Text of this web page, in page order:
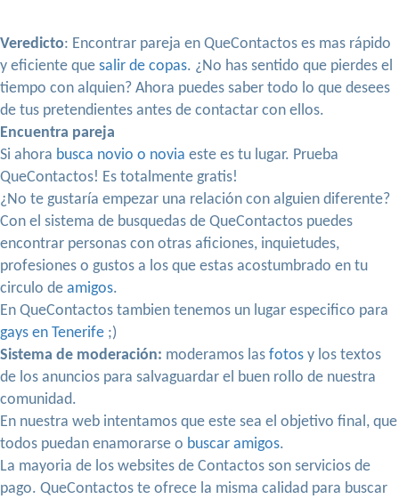
Veredicto: Encontrar pareja en QueContactos es mas rápido
y eficiente que salir de copas. ¿No has sentido que pierdes el
tiempo con alquien? Ahora puedes saber todo lo que desees
de tus pretendientes antes de contactar con ellos.
Encuentra pareja
Si ahora busca novio o novia este es tu lugar. Prueba
QueContactos! Es totalmente gratis!
¿No te gustaría empezar una relación con alguien diferente?
Con el sistema de busquedas de QueContactos puedes
encontrar personas con otras aficiones, inquietudes,
profesiones o gustos a los que estas acostumbrado en tu
circulo de amigos.
En QueContactos tambien tenemos un lugar especifico para
gays en Tenerife ;)
Sistema de moderación: moderamos las fotos y los textos
de los anuncios para salvaguardar el buen rollo de nuestra
comunidad.
En nuestra web intentamos que este sea el objetivo final, que
todos puedan enamorarse o buscar amigos.
La mayoria de los websites de Contactos son servicios de
pago. QueContactos te ofrece la misma calidad para buscar